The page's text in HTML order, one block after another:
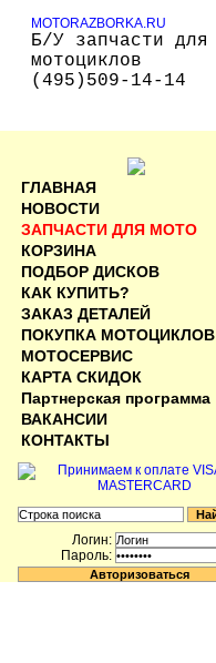
MOTORAZBORKA.RU
Б/У запчасти для
мотоциклов
(495)509-14-14
ГЛАВНАЯ
НОВОСТИ
ЗАПЧАСТИ ДЛЯ МОТО
КОРЗИНА
ПОДБОР ДИСКОВ
КАК КУПИТЬ?
ЗАКАЗ ДЕТАЛЕЙ
ПОКУПКА МОТОЦИКЛОВ
МОТОСЕРВИС
КАРТА СКИДОК
Партнерская программа
ВАКАНСИИ
КОНТАКТЫ
Логин:
Пароль: